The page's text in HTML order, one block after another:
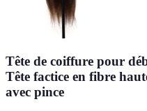
Tête de coiffure pour
Tête factice en fibre
avec pince